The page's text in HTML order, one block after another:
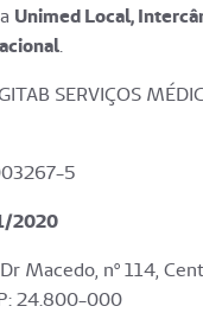
Unimed Local,
.
SERVIÇOS
5
2020
Macedo, nº 114,
24.800-000